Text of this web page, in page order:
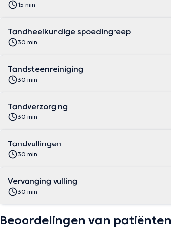
15 min
Tandheelkundige spoedingreep
30 min
Tandsteenreiniging
30 min
Tandverzorging
30 min
Tandvullingen
30 min
Vervanging vulling
30 min
Beoordelingen van patiënten